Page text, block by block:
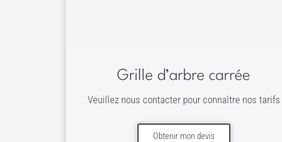
Grille d’arbre carrée
Veuillez nous contacter pour connaître nos tarifs
Obtenir mon devis